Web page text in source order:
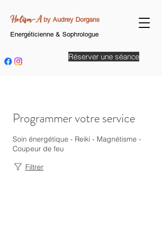
Holism-A by Audrey Dorgans
Energéticienne & Sophrologue
Réserver une séance
Programmer votre service
Soin énergétique - Reiki - Magnétisme -
Coupeur de feu
Filtrer